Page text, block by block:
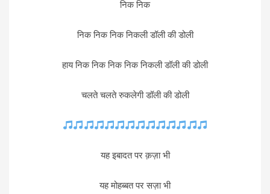
निक निक
निक निक निक निकली डॉली की डोली
हाय निक निक निक निक निकली डॉली की डोली
चलते चलते रुकलेगी डॉली की डोली
यह इबादत पर क़ज़ा भी
यह मोहब्बत पर सज़ा भी